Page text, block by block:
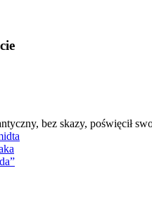
bez skazy, poświęcił